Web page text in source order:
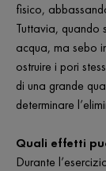
fisico,
Tuttavia, quando
acqua, ma sebo
ostruire i pori
di una grande
determinare
Quali effetti
Durante